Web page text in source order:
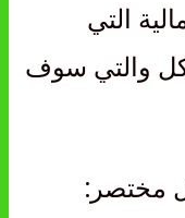
التي
والتي سوف
مختصر: